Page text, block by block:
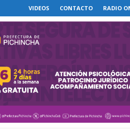
VIDEOS CONTACTO RADIO